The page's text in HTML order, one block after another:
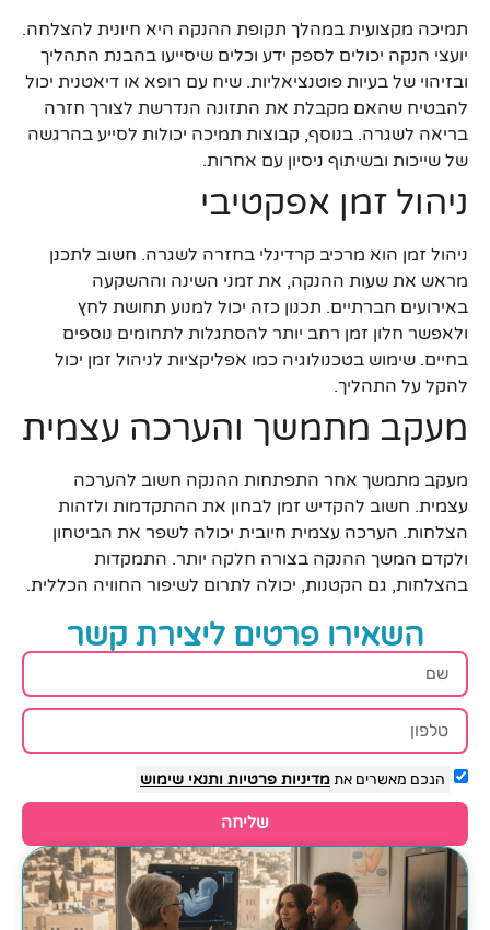
תמיכה מקצועית במהלך תקופת ההנקה היא חיונית להצלחה.
יועצי הנקה יכולים לספק ידע וכלים שיסייעו בהבנת התהליך
ובזיהוי של בעיות פוטנציאליות. שיח עם רופא או דיאטנית יכול
להבטיח שהאם מקבלת את התזונה הנדרשת לצורך חזרה
בריאה לשגרה. בנוסף, קבוצות תמיכה יכולות לסייע בהרגשה
של שייכות ובשיתוף ניסיון עם אחרות.
ניהול זמן אפקטיבי
ניהול זמן הוא מרכיב קרדינלי בחזרה לשגרה. חשוב לתכנן
מראש את שעות ההנקה, את זמני השינה וההשקעה
באירועים חברתיים. תכנון כזה יכול למנוע תחושת לחץ
ולאפשר חלון זמן רחב יותר להסתגלות לתחומים נוספים
בחיים. שימוש בטכנולוגיה כמו אפליקציות לניהול זמן יכול
להקל על התהליך.
מעקב מתמשך והערכה עצמית
מעקב מתמשך אחר התפתחות ההנקה חשוב להערכה
עצמית. חשוב להקדיש זמן לבחון את ההתקדמות ולזהות
הצלחות. הערכה עצמית חיובית יכולה לשפר את הביטחון
ולקדם המשך ההנקה בצורה חלקה יותר. התמקדות
בהצלחות, גם הקטנות, יכולה לתרום לשיפור החוויה הכללית.
השאירו פרטים ליצירת קשר
הנכם מאשרים אתמדיניות פרטיות ותנאי שימוש
שליחה